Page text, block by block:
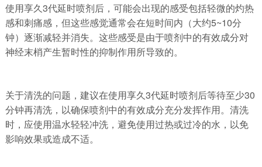
使用享久3代延时喷剂后，可能会出现的感受包括轻微的灼热
感和刺痛感，但这些感觉通常会在短时间内（大约5~10分
钟）逐渐减轻并消失。这些感受是由于喷剂中的有效成分对
神经末梢产生暂时性的抑制作用所导致的。
关于清洗的问题，建议在使用享久3代延时喷剂后等待至少30
分钟再清洗，以确保喷剂中的有效成分充分发挥作用。清洗
时，应使用温水轻轻冲洗，避免使用过热或过冷的水，以免
影响效果或造成不适。